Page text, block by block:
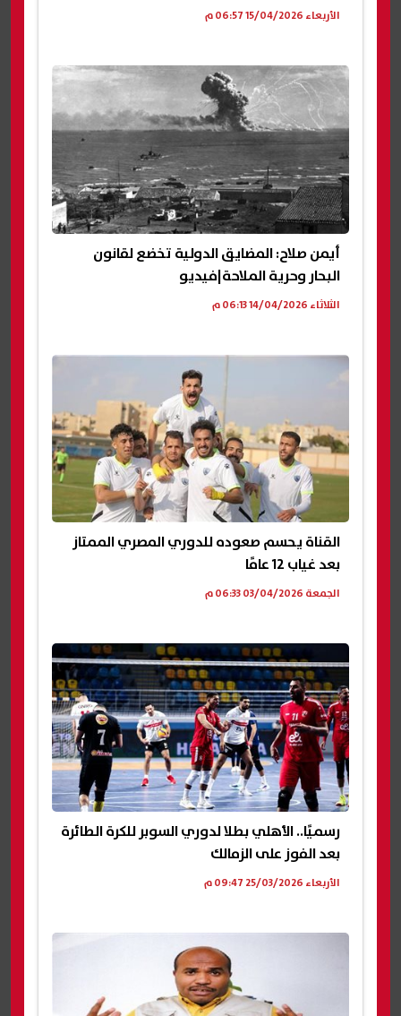
الأربعاء 15/04/2026 06:57 م
أيمن صلاح: المضايق الدولية تخضع لقانون
البحار وحرية الملاحة|فيديو
الثلاثاء 14/04/2026 06:13 م
القناة يحسم صعوده للدوري المصري الممتاز
بعد غياب 12 عامًا
الجمعة 03/04/2026 06:33 م
رسميًا.. الأهلي بطلا لدوري السوبر للكرة الطائرة
بعد الفوز على الزمالك
الأربعاء 25/03/2026 09:47 م